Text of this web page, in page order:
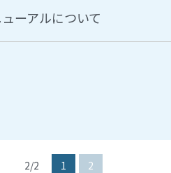
ーアルについて
2/2 1 2